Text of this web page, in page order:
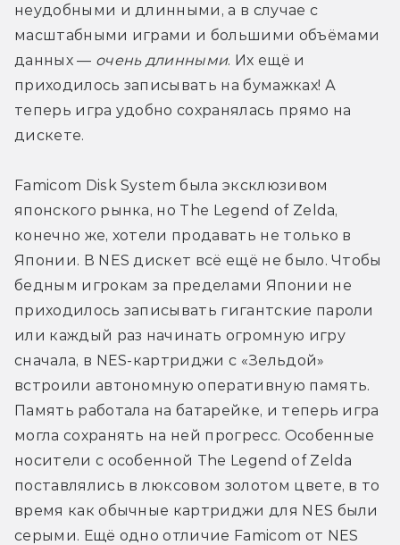
неудобными и длинными, а в случае с
масштабными играми и большими объёмами
данных — очень длинными. Их ещё и
приходилось записывать на бумажках! А
теперь игра удобно сохранялась прямо на
дискете.
Famiсom Disk System была эксклюзивом
японского рынка, но The Legend of Zelda,
конечно же, хотели продавать не только в
Японии. В NES дискет всё ещё не было. Чтобы
бедным игрокам за пределами Японии не
приходилось записывать гигантские пароли
или каждый раз начинать огромную игру
сначала, в NES-картриджи с «Зельдой»
встроили автономную оперативную память.
Память работала на батарейке, и теперь игра
могла сохранять на ней прогресс. Особенные
носители с особенной The Legend of Zelda
поставлялись в люксовом золотом цвете, в то
время как обычные картриджи для NES были
серыми. Ещё одно отличие Famicom от NES